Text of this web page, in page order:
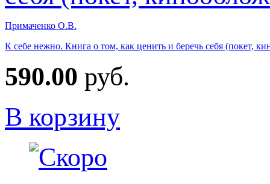
Примаченко О.В.
К себе нежно. Книга о том, как ценить и беречь себя (покет,
590.00 руб.
В корзину